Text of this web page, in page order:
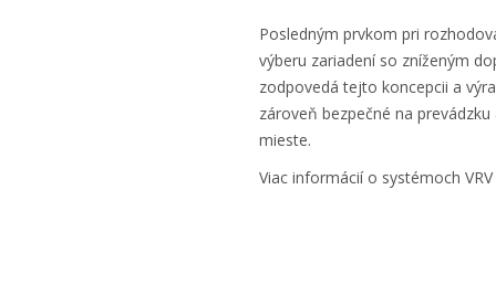
Posledným prvkom pri
výberu zariadení so zníženým
zodpovedá tejto koncepcii a
zároveň bezpečné na
mieste.
Viac informácií o systémoch